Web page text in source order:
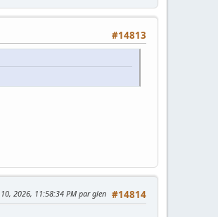
#14813
#14814
2026, 11:58:34 PM par glen